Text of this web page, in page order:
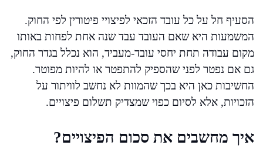
הסעיף חל על כל עובד הזכאי לפיצויי פיטורין לפי החוק.
המשמעות היא שאם העובד עבד שנה אחת לפחות באותו
מקום עבודה תחת יחסי עובד-מעביד, הוא נכלל בגדר החוק,
גם אם נפטר לפני שהספיק להתפטר או להיות מפוטר.
החשיבות כאן היא בכך שהמוות לא נחשב לוויתור על
הזכויות, אלא לסיום כפוי שמצדיק תשלום פיצויים.
איך מחשבים את סכום הפיצויים?